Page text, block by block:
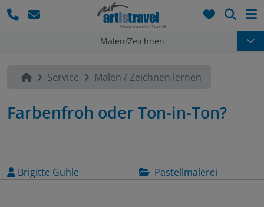
Malen/Zeichnen
Service Malen / Zeichnen lernen
Farbenfroh oder Ton-in-Ton?
Brigitte Guhle Pastellmalerei